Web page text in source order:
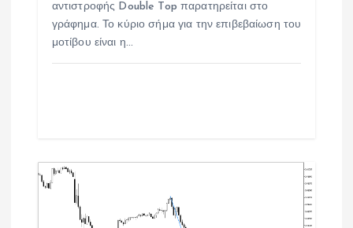
αντιστροφής Double Top παρατηρείται στο
γράφημα. Το κύριο σήμα για την επιβεβαίωση του
μοτίβου είναι η…